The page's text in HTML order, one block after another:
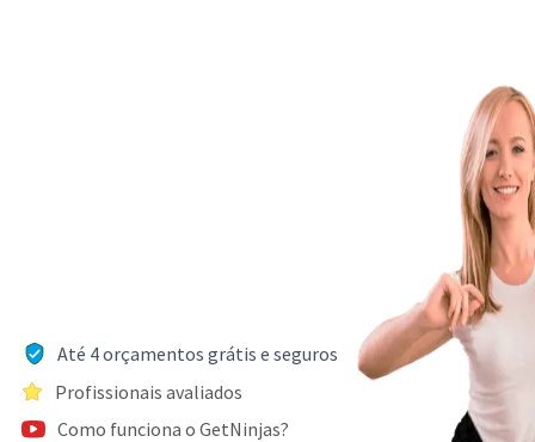
Até 4 orçamentos grátis e seguros
Profissionais avaliados
Como funciona o GetNinjas?